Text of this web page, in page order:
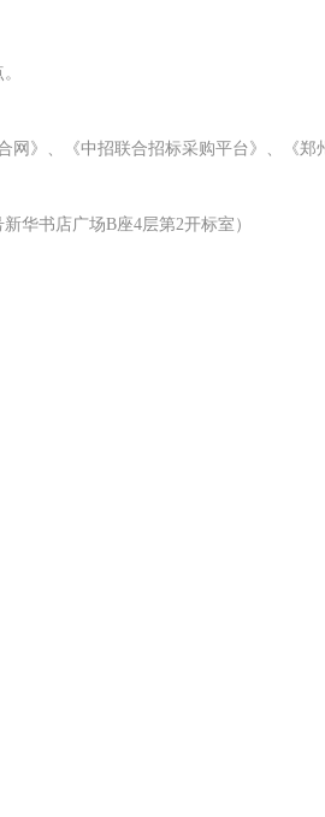
》、《中招联合招标采购平台》、《
新华书店广场B座4层第2开标室）